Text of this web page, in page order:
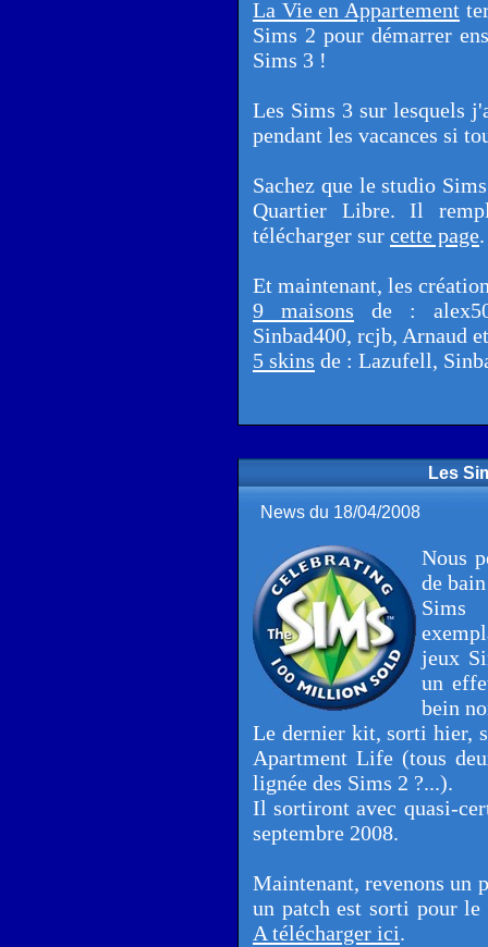
La Vie en Appartement
Sims 2 pour démarrer
Sims 3 !
Les Sims 3 sur lesquels
pendant les vacances si
Sachez que le studio
Quartier Libre. Il
télécharger sur cette page.
Et maintenant, les
9 maisons de :
Sinbad400, rcjb, Arnaud
5 skins de : Lazufell,
Les
News du 18/04/2008
Nous
de
jeux
un
bein
Le dernier kit, sorti hier,
Apartment Life (tous
lignée des Sims 2 ?...).
Il sortiront avec quasi-
septembre 2008.
Maintenant, revenons un
un patch est sorti pour
A télécharger ici.